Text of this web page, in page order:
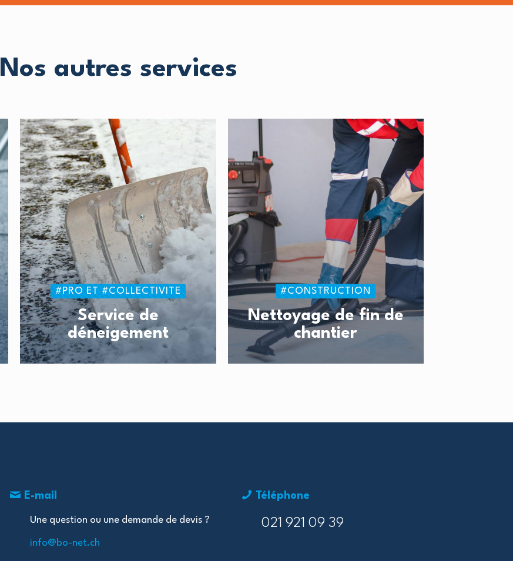
Nos autres services
#PRO ET #COLLECTIVITE
Service de
déneigement
#CONSTRUCTION
Nettoyage de fin de
chantier
E-mail
Une question ou une demande de devis ?
info@bo-net.ch
Téléphone
021 921 09 39